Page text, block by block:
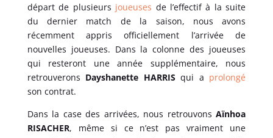
départ de plusieurs joueuses de l’effectif à la suite
du dernier match de la saison, nous avons
récemment appris officiellement l’arrivée de
nouvelles joueuses. Dans la colonne des joueuses
qui resteront une année supplémentaire, nous
retrouverons Dayshanette HARRISqui a prolongé
son contrat.
Dans la case des arrivées, nous retrouvonsAïnhoa
RISACHER, même si ce n’est pas vraiment une